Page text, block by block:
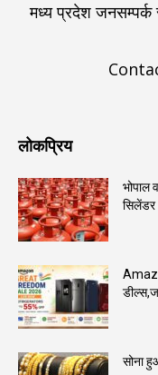
मध्य प्रदेश जनसम्पर्क
लोकप्रिय
भोपाल
सिलेंडर
सोना